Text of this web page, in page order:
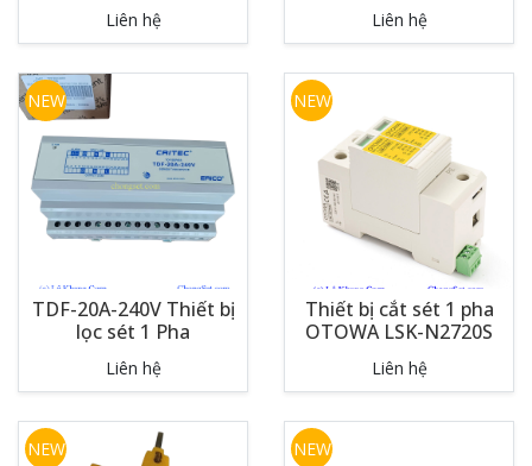
Liên hệ Liên hệ
NEW
TDF-20A-240V Thiết bị
lọc sét 1 Pha
Liên hệ
NEW
Thiết bị cắt sét 1 pha
OTOWA LSK-N2720S
Liên hệ
NEW NEW